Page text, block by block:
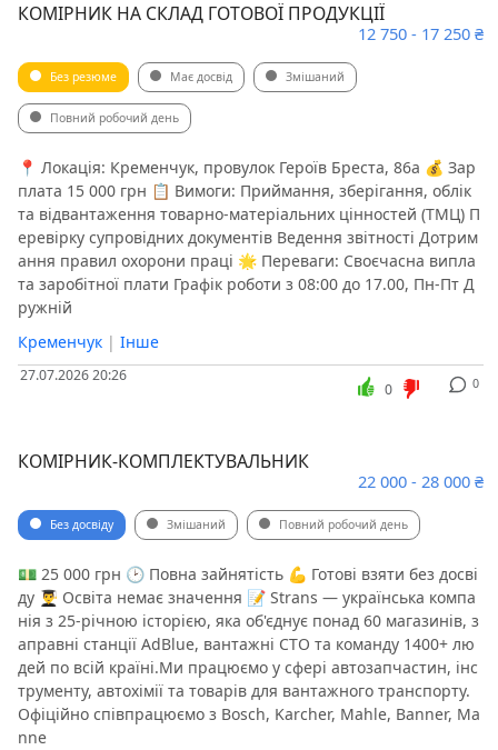
КОМІРНИК НА СКЛАД ГОТОВОЇ ПРОДУКЦІЇ
12 750 - 17 250 ₴
Без резюме Має досвід Змішаний
Повний робочий день
📍 Локація: Кременчук, провулок Героїв Бреста, 86а 💰 Зар
плата 15 000 грн 📋 Вимоги: Приймання, зберігання, облік
та відвантаження товарно-матеріальних цінностей (ТМЦ) П
еревірку супровідних документів Ведення звітності Дотрим
ання правил охорони праці 🌟 Переваги: Своєчасна випла
та заробітної плати Графік роботи з 08:00 до 17.00, Пн-Пт Д
ружній
Кременчук | Інше
27.07.2026 20:26 0
0
КОМІРНИК-КОМПЛЕКТУВАЛЬНИК
22 000 - 28 000 ₴
Без досвіду Змішаний Повний робочий день
💵 25 000 грн 🕑 Повна зайнятість 💪 Готові взяти без досві
ду 👨‍🎓 Освіта немає значення 📝 Strans — українська компа
нія з 25-річною історією, яка об'єднує понад 60 магазинів, з
аправні станції AdBlue, вантажні СТО та команду 1400+ лю
дей по всій країні.Ми працюємо у сфері автозапчастин, інс
трументу, автохімії та товарів для вантажного транспорту.
Офіційно співпрацюємо з Bosch, Karcher, Mahle, Banner, Ma
nne